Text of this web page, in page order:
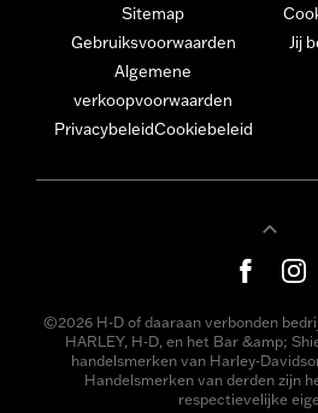
Sitemap
Gebruiksvoorwaarden
Algemene
verkoopvoorwaarden
PrivacybeleidCookiebeleid
Jij
©2026 H-D of daaraan verbonden
HARLEY, H-D, en het Bar &amp;
handelsmerken van Harley-
Handelsmerken van derden zijn
respectievelijke